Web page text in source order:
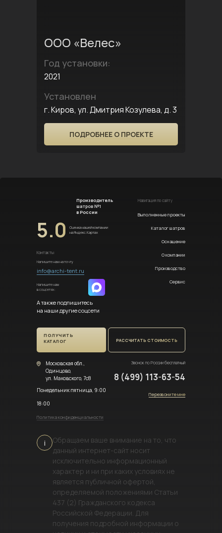
ООО «Велес»
Год установки:
2021
Установлен
г. Киров, ул. Дмитрия Козулева, д. 3
ПОДРОБНЕЕ О ПРОЕКТЕ
Производитель
шатров №1
в России
5.0
Оценка нашей компании
на Яндекс.Картах
Контакты
Напишите нам на почту
info@archi-tent.ru
Напишите нам
в соцсетях:
А также подпишитесь
на наши другие соцсети
Навигация по сайту
Выполненные проекты
Каталог шатров
Оснащение
О компании
Производство
Сервис
ПОЛУЧИТЬ
КАТАЛОГ
РАССЧИТАТЬ СТОИМОСТЬ
Московская обл.,
Одинцово,
ул. Маковского, 7с8
Понедельник пятница, 9:00
18:00
Политика конфиденциальности
Звонок по России бесплатный
8 (499) 113-63-54
Перезвоните мне
i
Обращаем ваше внимание на то, что
данный интернет-сайт носит
исключительно информационный
характер и ни при каких условиях не
является публичной офертой,
определяемой положениями Статьи
437 (2) Гражданского кодекса
Российской Федерации. Для
получения подробной информации о